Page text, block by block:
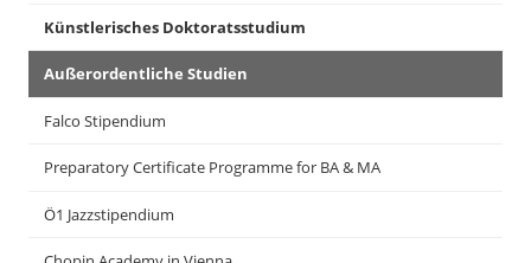
Künstlerisches Doktoratsstudium
Außerordentliche Studien
Falco Stipendium
Preparatory Certificate Programme for BA & MA
Ö1 Jazzstipendium